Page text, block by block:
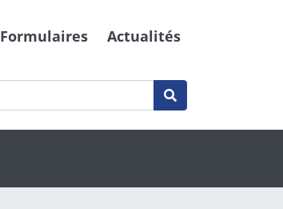
Formulaires Actualités